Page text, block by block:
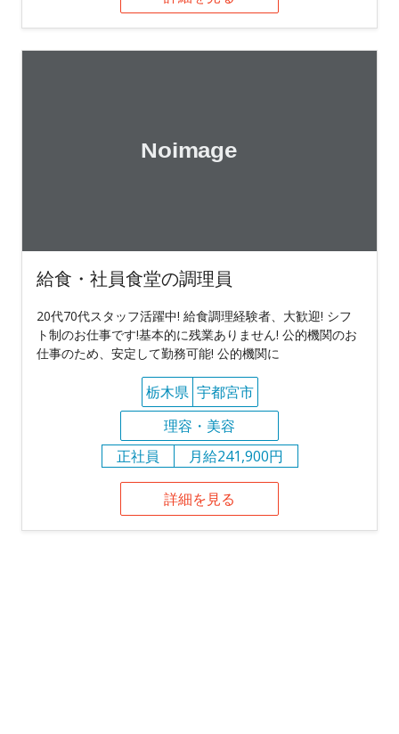
給食・社員食堂の調理員
20代70代スタッフ活躍中! 給食調理経験者、大歓迎! シフ
ト制のお仕事です!基本的に残業ありません! 公的機関のお
仕事のため、安定して勤務可能! 公的機関に
栃木県 宇都宮市
理容・美容
正社員
月給241,900円
詳細を見る